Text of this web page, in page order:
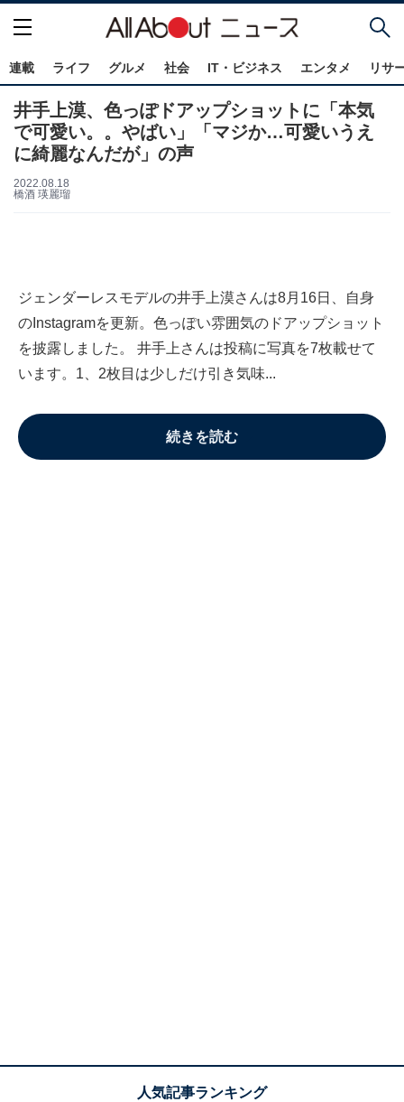
連載 ライフ グルメ 社会 IT・ビジネス エンタメ リサ
井手上漠、色っぽドアップショットに「本気
で可愛い。。やばい」「マジか…可愛いうえ
に綺麗なんだが」の声
2022.08.18
橋酒 瑛麗瑠
ジェンダーレスモデルの井手上漠さんは8月16日、自身
のInstagramを更新。色っぽい雰囲気のドアップショット
を披露しました。 井手上さんは投稿に写真を7枚載せて
います。1、2枚目は少しだけ引き気味...
続きを読む